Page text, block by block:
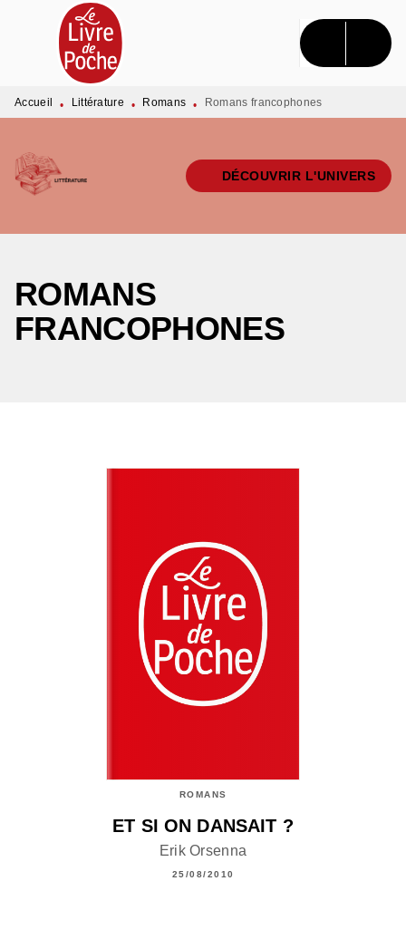
MENU RECHERCHE CONTENU
PIED DE PAGE
Accueil • Littérature • Romans • Romans francophones
DÉCOUVRIR L'UNIVERS
ROMANS
FRANCOPHONES
ROMANS
ET SI ON DANSAIT ?
Erik Orsenna
25/08/2010